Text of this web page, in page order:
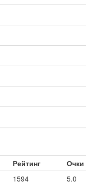
Рейтинг Очки
1594 5.0